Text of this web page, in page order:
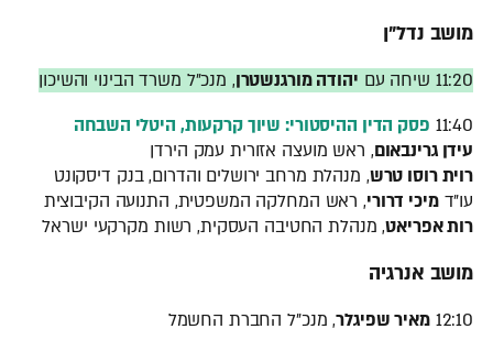
מושב נדל"ן
11:20 שיחה עם יהודה מורגנשטרן, מנכ"ל משרד הבינוי והשיכון
11:40 פסק הדין ההיסטורי: שיוך קרקעות, היטלי השבחה
עידן גרינבאום, ראש מועצה אזורית עמק הירדן
רוית רוסו טרש, מנהלת מרחב ירושלים והדרום, בנק דיסקונט
עו"דמיכי דרורי, ראש המחלקה המשפטית, התנועה הקיבוצית
רות אפריאט, מנהלת החטיבה העסקית, רשות מקרקעי ישראל
מושב אנרגיה
12:10 מאיר שפיגלר, מנכ"ל החברת החשמל